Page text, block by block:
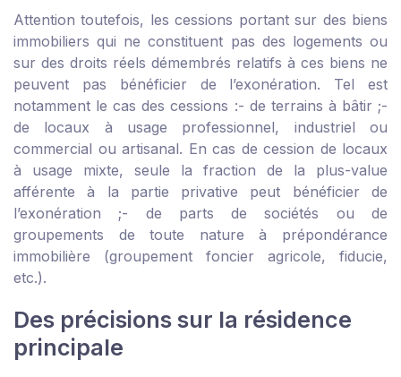
Attention toutefois, les cessions portant sur des biens
immobiliers qui ne constituent pas des logements ou
sur des droits réels démembrés relatifs à ces biens ne
peuvent pas bénéficier de l’exonération. Tel est
notamment le cas des cessions :- de terrains à bâtir ;-
de locaux à usage professionnel, industriel ou
commercial ou artisanal. En cas de cession de locaux
à usage mixte, seule la fraction de la plus-value
afférente à la partie privative peut bénéficier de
l’exonération ;- de parts de sociétés ou de
groupements de toute nature à prépondérance
immobilière (groupement foncier agricole, fiducie,
etc.).
Des précisions sur la résidence
principale